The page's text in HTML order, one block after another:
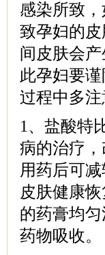
感染所致
致孕妇的
间皮肤会
此孕妇要
过程中多
1、盐酸特
病的治疗
用药后可
皮肤健康
的药膏均
药物吸收。